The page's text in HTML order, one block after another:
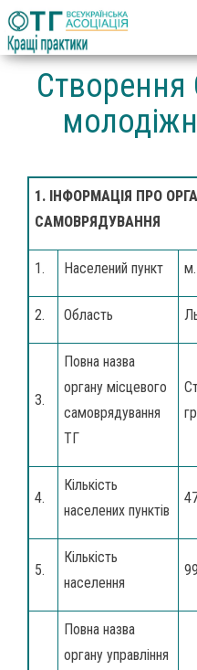
громад
Створення
1. ІНФОРМАЦІЯ ПРО
САМОВРЯДУВАННЯ
1. Населений пункт
2. Область
3.
Повна назва
органу місцевого
самоврядування
ТГ
4.
Кількість
населених пунктів
5.
Кількість
населення
Повна назва
органу управління